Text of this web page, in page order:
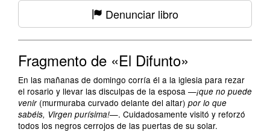
Denunciar libro
Fragmento de «El Difunto»
En las mañanas de domingo corría él a la iglesia para rezar
el rosario y llevar las disculpas de la esposa —¡que no puede
venir(murmuraba curvado delante del altar) por lo que
sabéis, Virgen purísima!—. Cuidadosamente visitó y reforzó
todos los negros cerrojos de las puertas de su solar.